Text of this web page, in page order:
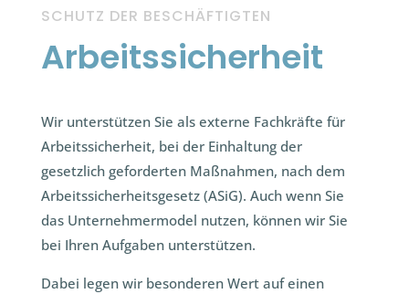
SCHUTZ DER BESCHÄFTIGTEN
Arbeitssicherheit
Wir unterstützen Sie als externe Fachkräfte für
Arbeitssicherheit, bei der Einhaltung der
gesetzlich geforderten Maßnahmen, nach dem
Arbeitssicherheitsgesetz (ASiG). Auch wenn Sie
das Unternehmermodel nutzen, können wir Sie
bei Ihren Aufgaben unterstützen.
Dabei legen wir besonderen Wert auf einen